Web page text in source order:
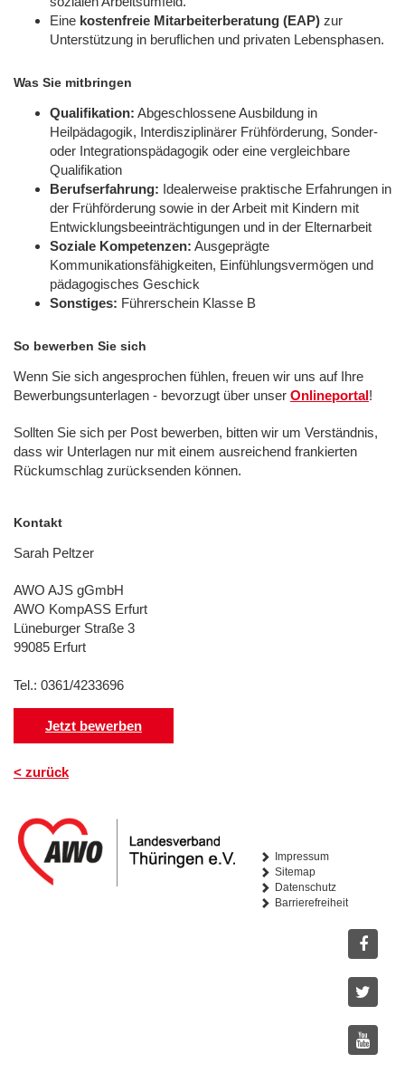
Eine kostenfreie Mitarbeiterberatung (EAP) zur
Unterstützung in beruflichen und privaten Lebensphasen.
Was Sie mitbringen
Qualifikation: Abgeschlossene Ausbildung in
Heilpädagogik, Interdisziplinärer Frühförderung, Sonder-
oder Integrationspädagogik oder eine vergleichbare
Qualifikation
Berufserfahrung: Idealerweise praktische Erfahrungen in
der Frühförderung sowie in der Arbeit mit Kindern mit
Entwicklungsbeeinträchtigungen und in der Elternarbeit
Soziale Kompetenzen: Ausgeprägte
Kommunikationsfähigkeiten, Einfühlungsvermögen und
pädagogisches Geschick
Sonstiges: Führerschein Klasse B
So bewerben Sie sich
Wenn Sie sich angesprochen fühlen, freuen wir uns auf Ihre
Bewerbungsunterlagen - bevorzugt über unser Onlineportal!
Sollten Sie sich per Post bewerben, bitten wir um Verständnis,
dass wir Unterlagen nur mit einem ausreichend frankierten
Rückumschlag zurücksenden können.
Kontakt
Sarah Peltzer
AWO AJS gGmbH
AWO KompASS Erfurt
Lüneburger Straße 3
99085 Erfurt
Tel.: 0361/4233696
Jetzt bewerben
< zurück
Impressum
Sitemap
Datenschutz
Barrierefreiheit